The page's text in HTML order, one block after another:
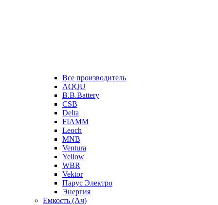
Все производитель
AQQU
B.B.Battery
CSB
Delta
FIAMM
Leoch
MNB
Ventura
Yellow
WBR
Vektor
Парус Электро
Энергия
Емкость (Ач)